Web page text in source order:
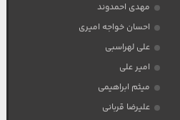
مهدی احمدوند
احسان خواجه امیری
علی لهراسبی
امیر علی
میثم ابراهیمی
علیرضا قربانی